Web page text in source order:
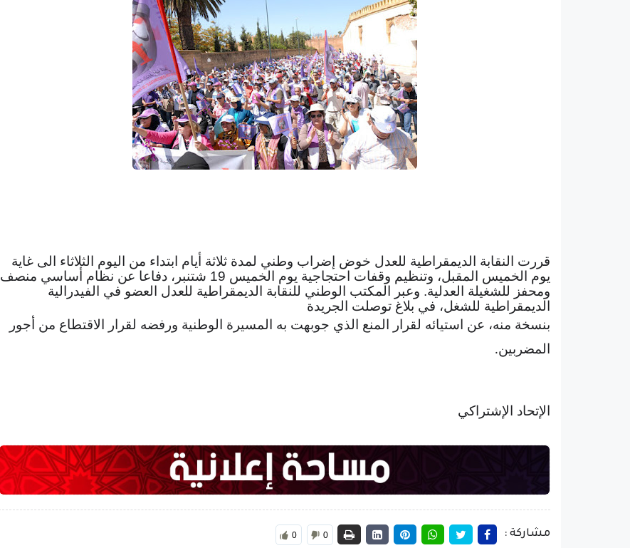
قررت النقابة الديمقراطية للعدل خوض إضراب وطني لمدة ثلاثة أيام ابتداء من اليوم الثلاثاء الى غاية
يوم الخميس المقبل، وتنظيم وقفات احتجاجية يوم الخميس 19 شتنبر، دفاعا عن نظام أساسي منصف
ومحفز للشغيلة العدلية. وعبر المكتب الوطني للنقابة الديمقراطية للعدل العضو في الفيدرالية
الديمقراطية للشغل، في بلاغ توصلت الجريدة
بنسخة منه، عن استيائه لقرار المنع الذي جوبهت به المسيرة الوطنية ورفضه لقرار الاقتطاع من أجور
المضربين.
الإتحاد الإشتراكي
مشاركة : 0 0